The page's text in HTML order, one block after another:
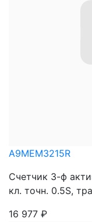
A9MEM3215R
Счетчик 3-ф
кл. точн. 0.5S,
16 977 ₽